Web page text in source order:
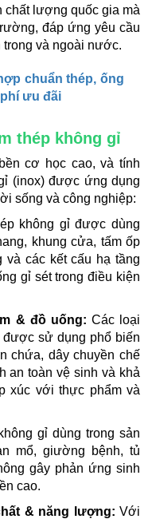
chất lượng quốc gia mà
đáp ứng yêu cầu
trong và ngoài nước.
chuẩn thép, ống
ưu đãi
thép không gỉ
cơ học cao, và tính
(inox) được ứng dụng
sống và công nghiệp:
không gỉ được dùng
khung cửa, tấm ốp
các kết cấu hạ tầng
gỉ sét trong điều kiện
& đồ uống: Các loại
sử dụng phổ biến
chứa, dây chuyền chế
an toàn vệ sinh và khả
xúc với thực phẩm và
gỉ dùng trong sản
mổ, giường bệnh, tủ
gây phản ứng sinh
cao.
& năng lượng: Với